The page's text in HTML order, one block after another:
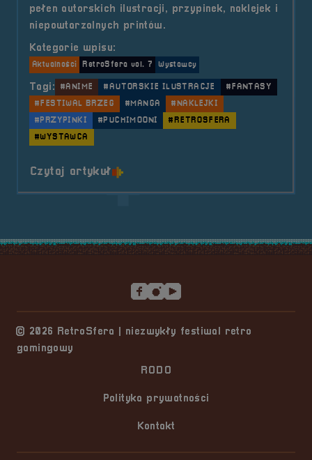
pełen autorskich ilustracji, przypinek, naklejek i
niepowtarzalnych printów.
Kategorie wpisu:
Aktualności RetroSfera vol. 7 Wystawcy
Tagi: #ANIME #AUTORSKIE ILUSTRACJE
#FANTASY
#FESTIWAL BRZEG
#MANGA
#NAKLEJKI
#PRZYPINKI
#PUCHIMOONI
#RETROSFERA
#WYSTAWCA
Czytaj artykuło tytule Wystawcy &#8211;
© 2026 RetroSfera | niezwykły festiwal retro
gamingowy
RODO
Polityka prywatności
Kontakt